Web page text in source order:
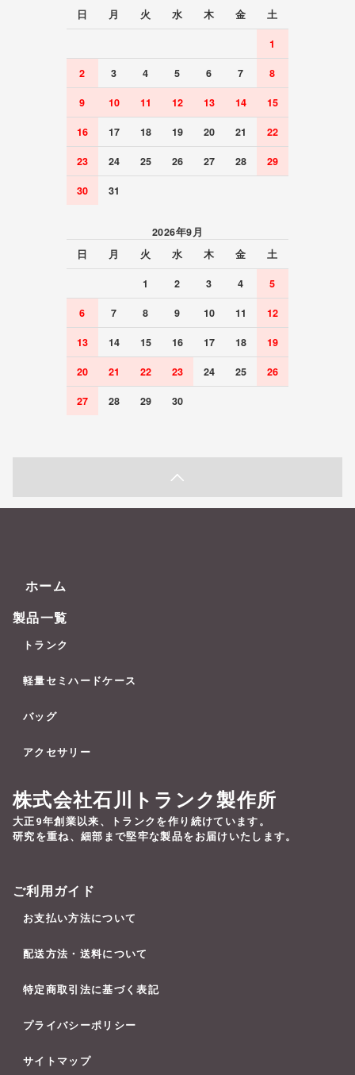
日
月 火 水 木 金 土
1
2 3 4 5 6 7 8
9 10 11 12 13 14 15
16 17 18 19 20 21 22
23 24 25 26 27 28 29
30 31
2026年9月
日
月 火 水 木 金 土
1 2 3 4 5
6 7 8 9 10 11 12
13 14 15 16 17 18 19
20 21 22 23 24 25 26
27 28 29 30
ホーム
製品一覧
トランク
軽量セミハードケース
バッグ
アクセサリー
株式会社石川トランク製作所
大正9年創業以来、トランクを作り続けています。
研究を重ね、細部まで堅牢な製品をお届けいたします。
ご利用ガイド
お支払い方法について
配送方法・送料について
特定商取引法に基づく表記
プライバシーポリシー
サイトマップ